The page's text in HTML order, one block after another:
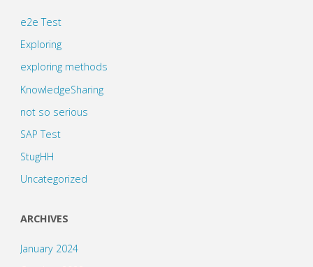
e2e Test
Exploring
exploring methods
KnowledgeSharing
not so serious
SAP Test
StugHH
Uncategorized
ARCHIVES
January 2024